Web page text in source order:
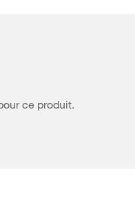
ce produit.